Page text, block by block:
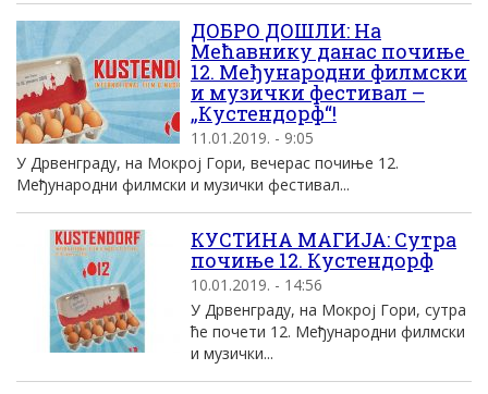
ДОБРО ДОШЛИ: На
Мећавнику данас почиње
12. Међународни филмски
и музички фестивал –
„Кустендорф“!
11.01.2019. - 9:05
У Дрвенграду, на Мокрој Гори, вечерас почиње 12.
Међународни филмски и музички фестивал...
КУСТИНА МАГИЈА: Сутра
почиње 12. Кустендорф
10.01.2019. - 14:56
У Дрвенграду, на Мокрој Гори, сутра
ће почети 12. Међународни филмски
и музички...